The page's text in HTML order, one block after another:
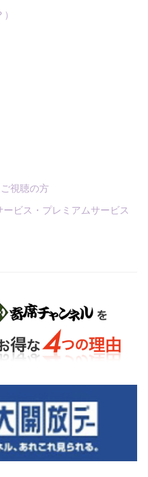
視聴の方
ビス・プレミアムサービス